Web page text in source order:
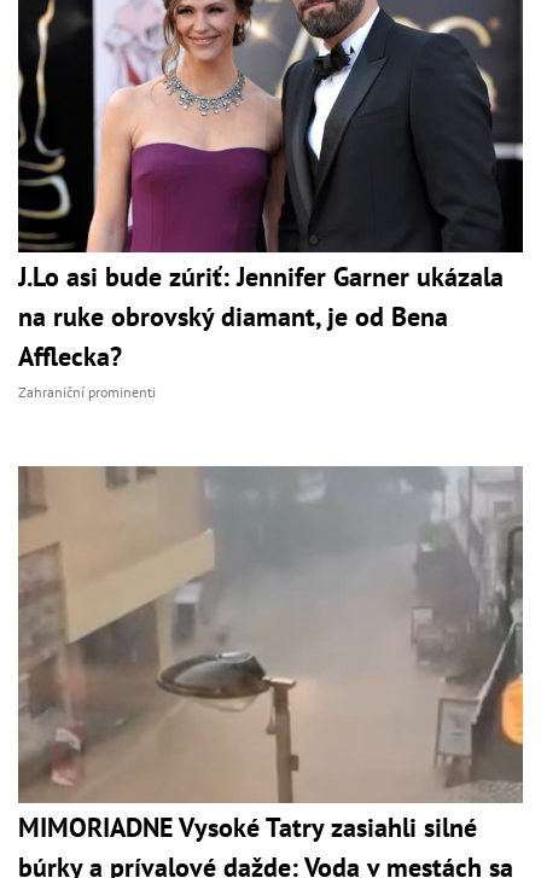
J.Lo asi bude zúriť: Jennifer Garner ukázala
na ruke obrovský diamant, je od Bena
Afflecka?
Zahraniční prominenti
MIMORIADNE Vysoké Tatry zasiahli silné
búrky a prívalové dažde: Voda v mestách sa